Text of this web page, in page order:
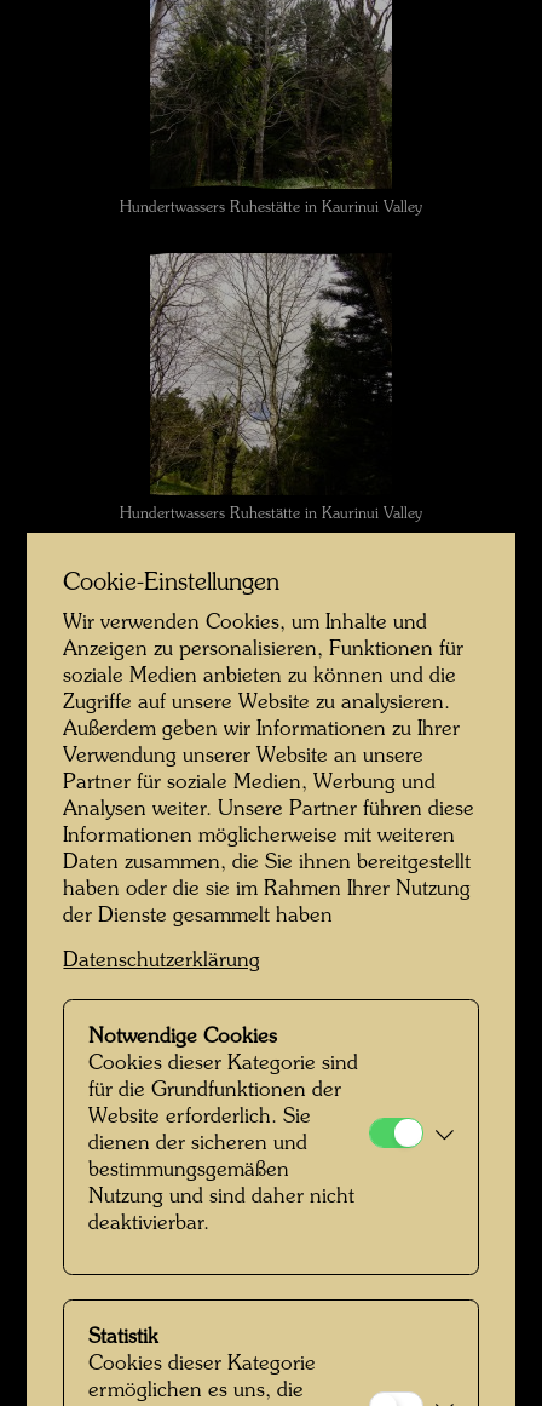
Hundertwassers Ruhestätte in Kaurinui Valley
Hundertwassers Ruhestätte in Kaurinui Valley
Der Garten der glücklichen Toten
Der Garten der glücklichen Toten
Cookie-Einstellungen
Wir verwenden Cookies, um Inhalte und
Anzeigen zu personalisieren, Funktionen für
soziale Medien anbieten zu können und die
Zugriffe auf unsere Website zu analysieren.
Außerdem geben wir Informationen zu Ihrer
Verwendung unserer Website an unsere
Partner für soziale Medien, Werbung und
Analysen weiter. Unsere Partner führen diese
Informationen möglicherweise mit weiteren
Daten zusammen, die Sie ihnen bereitgestellt
haben oder die sie im Rahmen Ihrer Nutzung
der Dienste gesammelt haben
Datenschutzerklärung
Notwendige Cookies
Cookies dieser Kategorie sind
für die Grundfunktionen der
Website erforderlich. Sie
dienen der sicheren und
bestimmungsgemäßen
Nutzung und sind daher nicht
deaktivierbar.
Statistik
Cookies dieser Kategorie
ermöglichen es uns, die